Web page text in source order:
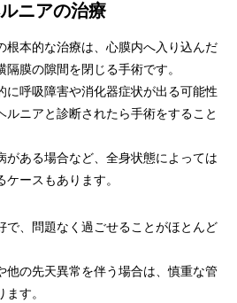
ニアの治療
根本的な治療は、心膜内へ入り込んだ
膜の隙間を閉じる手術です。
に呼吸障害や消化器症状が出る可能性
ルニアと診断されたら手術をすること
がある場合など、全身状態によっては
ースもあります。
で、問題なく過ごせることがほとんど
他の先天異常を伴う場合は、慎重な管
す。